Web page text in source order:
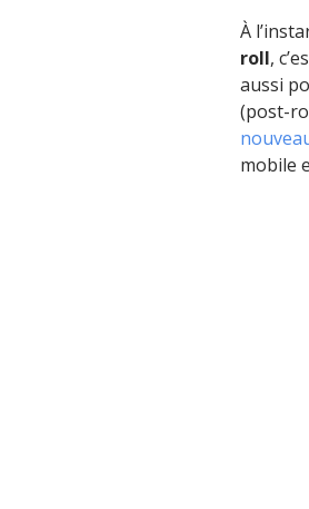
À
roll,
aussi
(post-
mobile